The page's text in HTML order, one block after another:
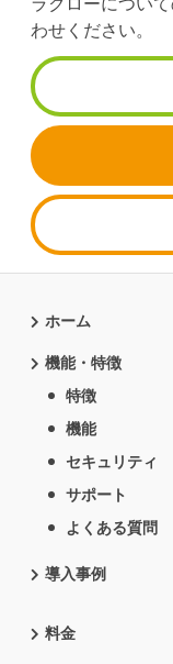
ラクローについ
わせください。
ホーム
機能・特徴
特徴
機能
セキュリティ
サポート
よくある質問
導入事例
料金